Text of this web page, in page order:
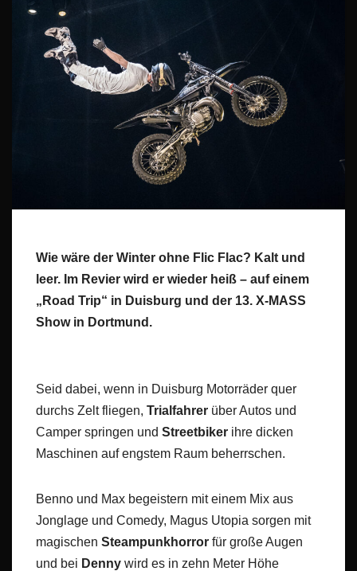
Wie wäre der Winter ohne Flic Flac? Kalt und
leer. Im Revier wird er wieder heiß – auf einem
„Road Trip“ in Duisburg und der 13. X-MASS
Show in Dortmund.
Seid dabei, wenn in Duisburg Motorräder quer
durchs Zelt fliegen, Trialfahrer über Autos und
Camper springen und Streetbiker ihre dicken
Maschinen auf engstem Raum beherrschen.
Benno und Max begeistern mit einem Mix aus
Jonglage und Comedy, Magus Utopia sorgen mit
magischen Steampunkhorror für große Augen
und bei Denny wird es in zehn Meter Höhe